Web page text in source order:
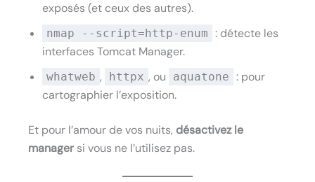
exposés (et ceux des autres).
nmap --script=http-enum : détecte les
interfaces Tomcat Manager.
whatweb , httpx , ou aquatone : pour
cartographier l’exposition.
Et pour l’amour de vos nuits, désactivez le
manager si vous ne l’utilisez pas.